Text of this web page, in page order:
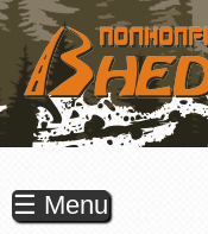
ПЕРЕЙТИ
ОСНОВНОМУ
СОДЕРЖАНИЮ
☰ Menu